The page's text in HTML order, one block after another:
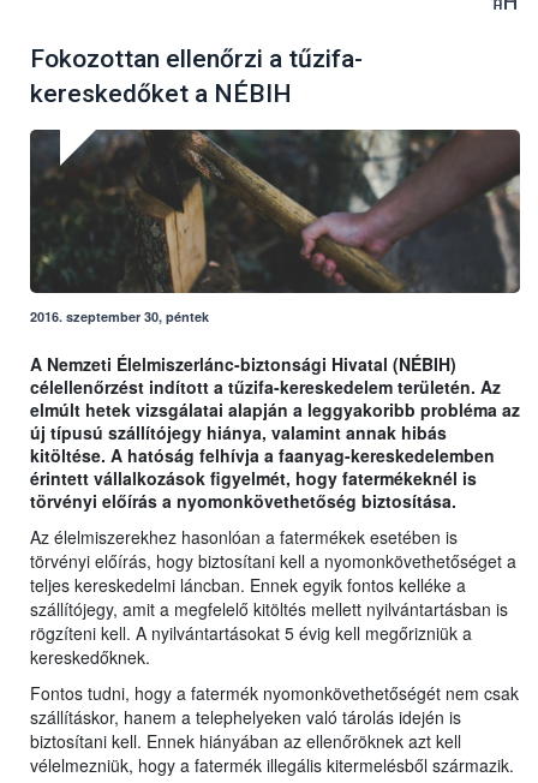
Fokozottan ellenőrzi a tűzifa-
kereskedőket a NÉBIH
2016. szeptember 30, péntek
A Nemzeti Élelmiszerlánc-biztonsági Hivatal (NÉBIH)
célellenőrzést indított a tűzifa-kereskedelem területén. Az
elmúlt hetek vizsgálatai alapján a leggyakoribb probléma az
új típusú szállítójegy hiánya, valamint annak hibás
kitöltése. A hatóság felhívja a faanyag-kereskedelemben
érintett vállalkozások figyelmét, hogy fatermékeknél is
törvényi előírás a nyomonkövethetőség biztosítása.
Az élelmiszerekhez hasonlóan a fatermékek esetében is
törvényi előírás, hogy biztosítani kell a nyomonkövethetőséget a
teljes kereskedelmi láncban. Ennek egyik fontos kelléke a
szállítójegy, amit a megfelelő kitöltés mellett nyilvántartásban is
rögzíteni kell. A nyilvántartásokat 5 évig kell megőrizniük a
kereskedőknek.
Fontos tudni, hogy a fatermék nyomonkövethetőségét nem csak
szállításkor, hanem a telephelyeken való tárolás idején is
biztosítani kell. Ennek hiányában az ellenőröknek azt kell
vélelmezniük, hogy a fatermék illegális kitermelésből származik.